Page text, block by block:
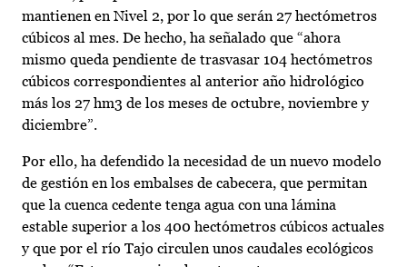
mantienen en Nivel 2, por lo que serán 27 hectómetros
cúbicos al mes. De hecho, ha señalado que “ahora
mismo queda pendiente de trasvasar 104 hectómetros
cúbicos correspondientes al anterior año hidrológico
más los 27 hm3 de los meses de octubre, noviembre y
diciembre”.
Por ello, ha defendido la necesidad de un nuevo modelo
de gestión en los embalses de cabecera, que permitan
que la cuenca cedente tenga agua con una lámina
estable superior a los 400 hectómetros cúbicos actuales
y que por el río Tajo circulen unos caudales ecológicos